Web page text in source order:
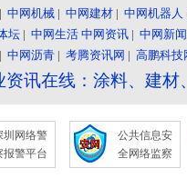
| 中网机械 | 中网建材 | 中网机器人
坛 | 中网生活 中网资讯 | 中网新闻
| 中网沥青 | 考腾资讯网 | 高鹏科技
资讯在线：涂料、建
圳网络警
报警平台
公共信息安
全网络监察